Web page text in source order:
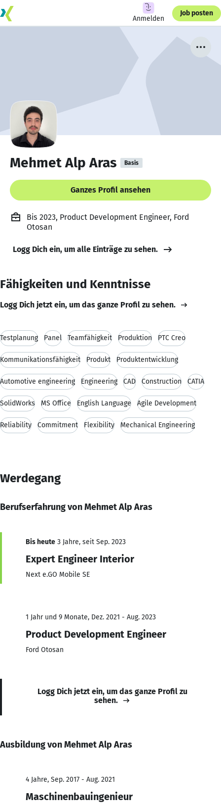
Anmelden
Job posten
Mehmet Alp Aras Basis
Ganzes Profil ansehen
Bis 2023, Product Development Engineer, Ford
Otosan
Logg Dich ein, um alle Einträge zu sehen.
Fähigkeiten und Kenntnisse
Logg Dich jetzt ein, um das ganze Profil zu sehen.
Testplanung Panel Teamfähigkeit Produktion PTC Creo
Kommunikationsfähigkeit Produkt Produktentwicklung
Automotive engineering Engineering CAD Construction CATIA
SolidWorks MS Office English Language Agile Development
Reliability Commitment Flexibility Mechanical Engineering
Werdegang
Berufserfahrung von Mehmet Alp Aras
Bis heute 3 Jahre, seit Sep. 2023
Expert Engineer Interior
Next e.GO Mobile SE
1 Jahr und 9 Monate, Dez. 2021 - Aug. 2023
Product Development Engineer
Ford Otosan
Logg Dich jetzt ein, um das ganze Profil zu
sehen.
Ausbildung von Mehmet Alp Aras
4 Jahre, Sep. 2017 - Aug. 2021
Maschinenbauingenieur